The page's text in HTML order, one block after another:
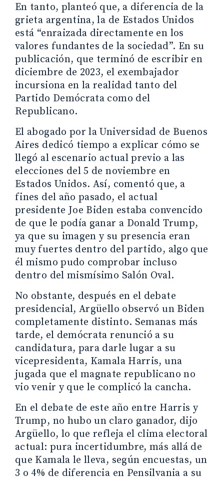
En tanto, planteó que, a diferencia de la
grieta argentina, la de Estados Unidos
está “enraizada directamente en los
valores fundantes de la sociedad”. En su
publicación, que terminó de escribir en
diciembre de 2023, el exembajador
incursiona en la realidad tanto del
Partido Demócrata como del
Republicano.
El abogado por la Universidad de Buenos
Aires dedicó tiempo a explicar cómo se
llegó al escenario actual previo a las
elecciones del 5 de noviembre en
Estados Unidos. Así, comentó que, a
fines del año pasado, el actual
presidente Joe Biden estaba convencido
de que le podía ganar a Donald Trump,
ya que su imagen y su presencia eran
muy fuertes dentro del partido, algo que
él mismo pudo comprobar incluso
dentro del mismísimo Salón Oval.
No obstante, después en el debate
presidencial, Argüello observó un Biden
completamente distinto. Semanas más
tarde, el demócrata renunció a su
candidatura, para darle lugar a su
vicepresidenta, Kamala Harris, una
jugada que el magnate republicano no
vio venir y que le complicó la cancha.
En el debate de este año entre Harris y
Trump, no hubo un claro ganador, dijo
Argüello, lo que refleja el clima electoral
actual: pura incertidumbre, más allá de
que Kamala le lleva, según encuestas, un
3 o 4% de diferencia en Pensilvania a su